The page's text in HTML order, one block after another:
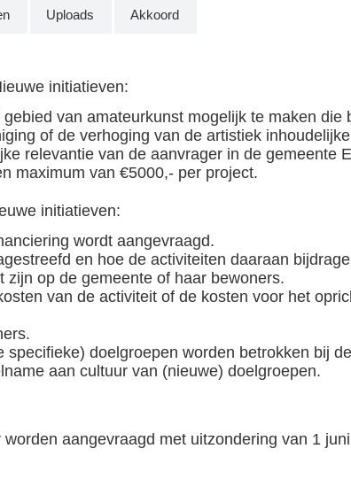
Uploads Akkoord
initiatieven:
van amateurkunst mogelijk te maken die
of de verhoging van de artistiek
relevantie van de aanvrager in de gemeente
maximum van €5000,- per project.
initiatieven:
wordt aangevraagd.
en hoe de activiteiten daaraan
op de gemeente of haar bewoners.
van de activiteit of de kosten voor het
doelgroepen worden betrokken bij
aan cultuur van (nieuwe) doelgroepen.
aangevraagd met uitzondering van 1